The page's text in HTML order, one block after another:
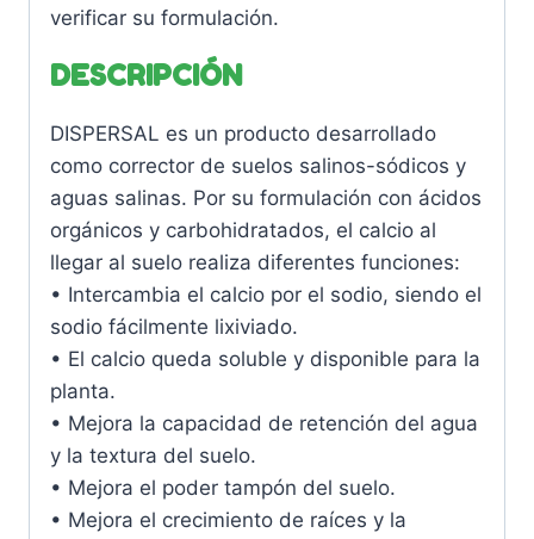
verificar su formulación.
DESCRIPCIÓN
DISPERSAL es un producto desarrollado
como corrector de suelos salinos-sódicos y
aguas salinas. Por su formulación con ácidos
orgánicos y carbohidratados, el calcio al
llegar al suelo realiza diferentes funciones:
• Intercambia el calcio por el sodio, siendo el
sodio fácilmente lixiviado.
• El calcio queda soluble y disponible para la
planta.
• Mejora la capacidad de retención del agua
y la textura del suelo.
• Mejora el poder tampón del suelo.
• Mejora el crecimiento de raíces y la